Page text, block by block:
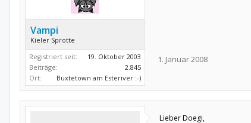
Vampi
Kieler Sprotte
Registriert seit:
19. Oktober 2003
Beiträge:
2.845
Ort:
Buxtetown am Esteriver :-)
1. Januar 2008
LieberDoegi,